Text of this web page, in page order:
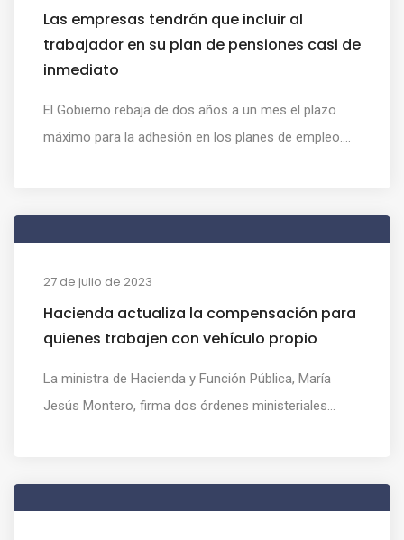
Las empresas tendrán que incluir al
trabajador en su plan de pensiones casi de
inmediato
El Gobierno rebaja de dos años a un mes el plazo
máximo para la adhesión en los planes de empleo....
27 de julio de 2023
Hacienda actualiza la compensación para
quienes trabajen con vehículo propio
La ministra de Hacienda y Función Pública, María
Jesús Montero, firma dos órdenes ministeriales...